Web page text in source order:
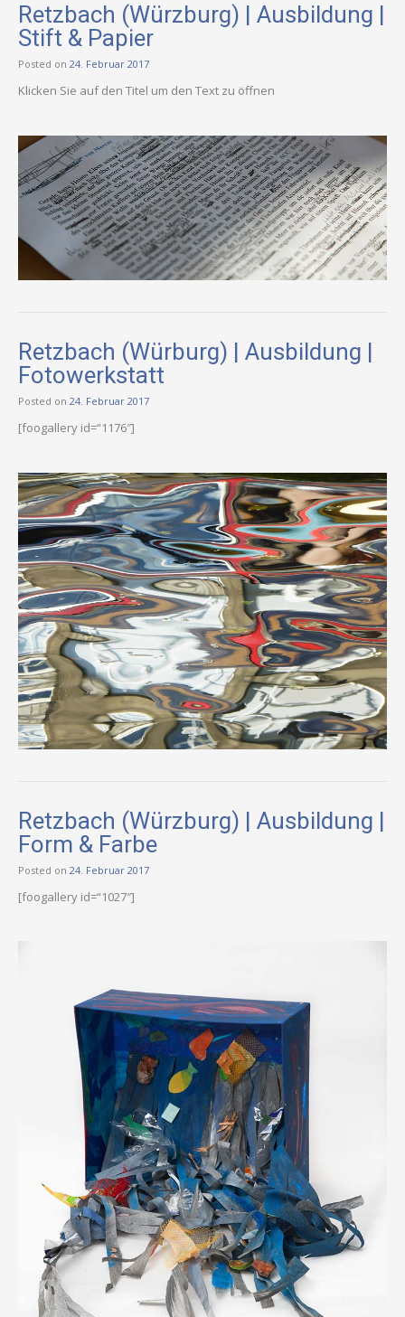
Retzbach (Würzburg) | Ausbildung |
Stift & Papier
Posted on 24. Februar 2017
Klicken Sie auf den Titel um den Text zu öffnen
Retzbach (Würburg) | Ausbildung |
Fotowerkstatt
Posted on 24. Februar 2017
[foogallery id=“1176″]
Retzbach (Würzburg) | Ausbildung |
Form & Farbe
Posted on 24. Februar 2017
[foogallery id=“1027″]